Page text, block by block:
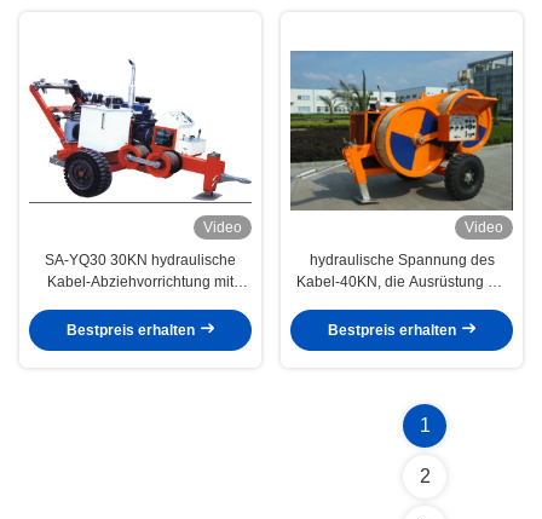
Video
SA-YQ30 30KN hydraulische
Kabel-Abziehvorrichtung mit
220KV
Bestpreis erhalten
Video
hydraulische Spannung des
Kabel-40KN, die Ausrüstung mit
Bestpreis erhalten
1
2